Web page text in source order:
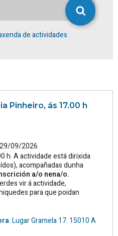
de actividades
Pinheiro, ás 17.00 h
09/2026
h. A actividade está dirixida
acompañadas dunha
a/o nena/o.
vir á actividade,
para que poidan
.Lugar Gramela 17. 15010A